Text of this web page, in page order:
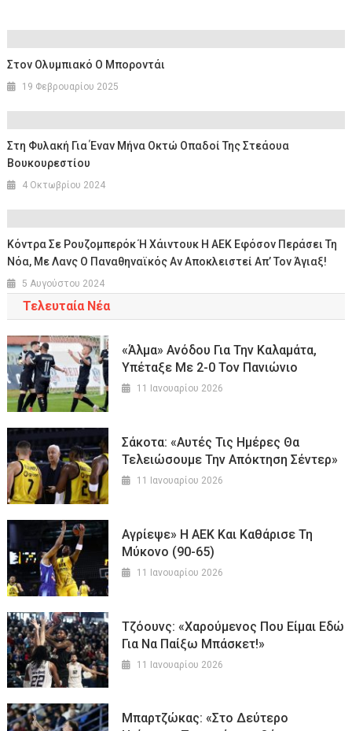
Στον Ολυμπιακό Ο Μποροντάι
19 Φεβρουαρίου 2025
Στη Φυλακή Για Έναν Μήνα Οκτώ Οπαδοί Της Στεάουα
Βουκουρεστίου
4 Οκτωβρίου 2024
Κόντρα Σε Ρουζομπερόκ Ή Χάιντουκ Η ΑΕΚ Εφόσον Περάσει Τη
Νόα, Με Λανς Ο Παναθηναϊκός Αν Αποκλειστεί Απ’ Τον Άγιαξ!
5 Αυγούστου 2024
Τελευταία Νέα
«Άλμα» Ανόδου Για Την Καλαμάτα,
Υπέταξε Με 2-0 Τον Πανιώνιο
11 Ιανουαρίου 2026
Σάκοτα: «Αυτές Τις Ημέρες Θα
Τελειώσουμε Την Απόκτηση Σέντερ»
11 Ιανουαρίου 2026
Αγρίεψε» Η ΑΕΚ Και Καθάρισε Τη
Μύκονο (90-65)
11 Ιανουαρίου 2026
Τζόουνς: «Χαρούμενος Που Είμαι Εδώ
Για Να Παίξω Μπάσκετ!»
11 Ιανουαρίου 2026
Μπαρτζώκας: «Στο Δεύτερο